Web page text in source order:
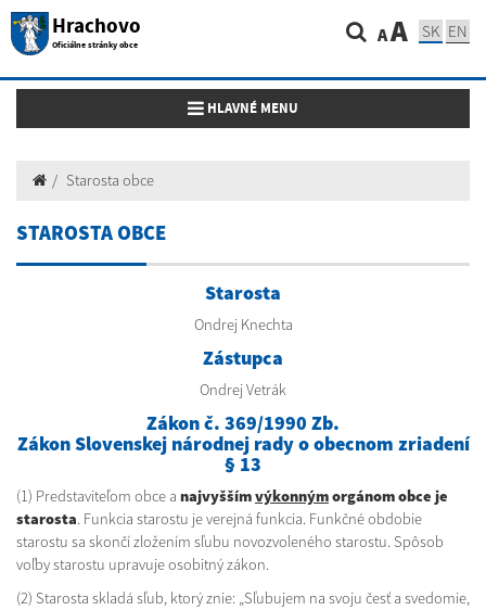
Hrachovo
Oficiálne stránky obce AA SK EN
Toggle navigation
HLAVNÉ MENU
Starosta obce
STAROSTA OBCE
Starosta
Ondrej Knechta
Zástupca
Ondrej Vetrák
Zákon č. 369/1990 Zb.
Zákon Slovenskej národnej rady o obecnom zriadení
§ 13
(1) Predstaviteľom obce a najvyššímvýkonnýmorgánom obce je
starosta. Funkcia starostu je verejná funkcia. Funkčné obdobie
starostu sa skončí zložením sľubu novozvoleného starostu. Spôsob
voľby starostu upravuje osobitný zákon.
(2) Starosta skladá sľub, ktorý znie: „Sľubujem na svoju česť a svedomie,